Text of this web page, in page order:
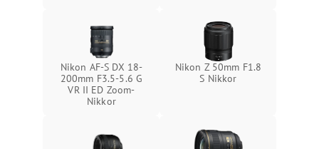
Nikon AF-S DX 18-
200mm F3.5-5.6 G
VR II ED Zoom-
Nikkor
Nikon Z 50mm F1.8
S Nikkor